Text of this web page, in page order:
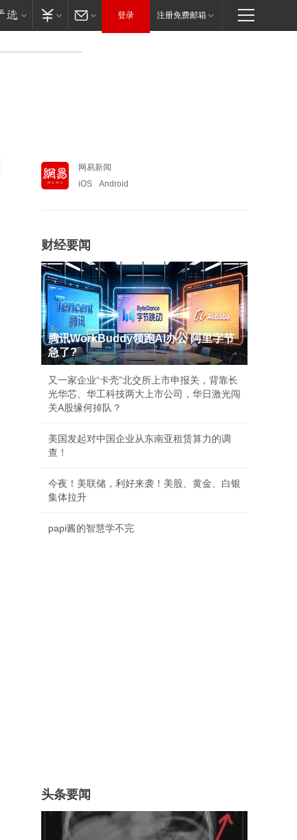
登录 注册免费邮箱
网易新闻
iOS
Android
财经要闻
腾讯WorkBuddy领跑AI办公 阿里字节
急了?
又一家企业“卡壳”北交所上市申报关，背靠长
光华芯、华工科技两大上市公司，华日激光闯
关A股缘何掉队？
美国发起对中国企业从东南亚租赁算力的调
查！
今夜！美联储，利好来袭！美股、黄金、白银
集体拉升
papi酱的智慧学不完
头条要闻